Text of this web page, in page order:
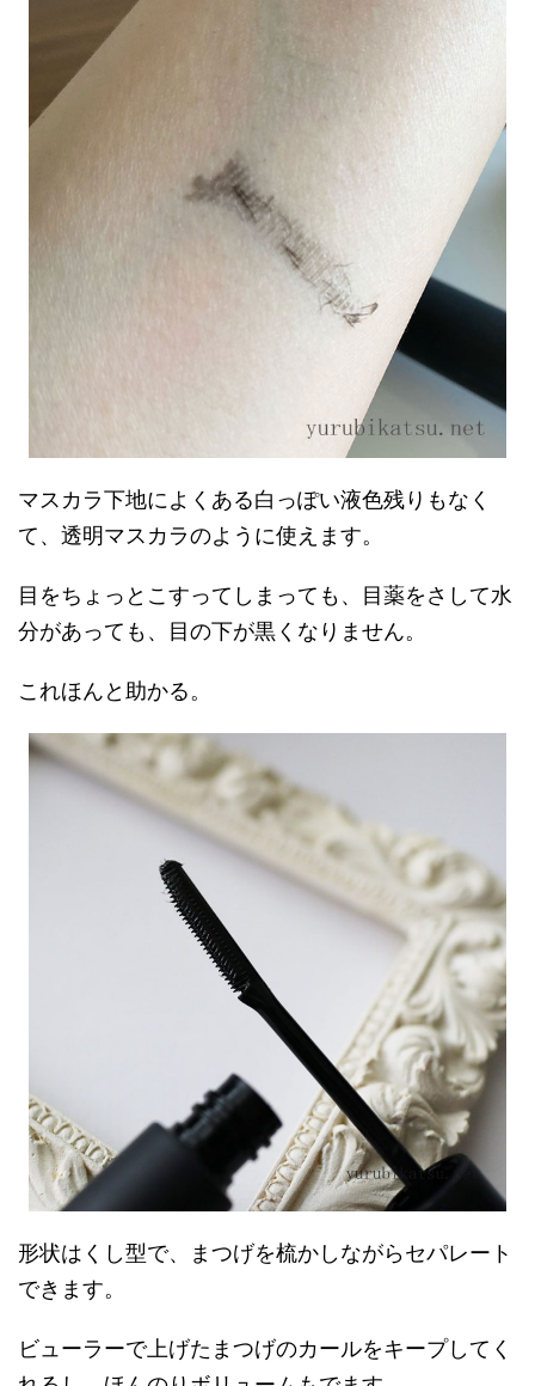
マスカラ下地によくある白っぽい液色残りもなく
て、透明マスカラのように使えます。
目をちょっとこすってしまっても、目薬をさして水
分があっても、目の下が黒くなりません。
これほんと助かる。
形状はくし型で、まつげを梳かしながらセパレート
できます。
ビューラーで上げたまつげのカールをキープしてく